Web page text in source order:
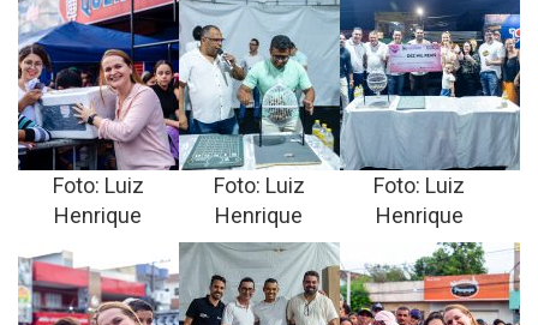
Foto: Luiz
Henrique
Foto: Luiz
Henrique
Foto: Luiz
Henrique